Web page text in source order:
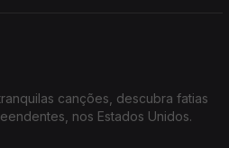
canções, descubra fatias
nos Estados Unidos.